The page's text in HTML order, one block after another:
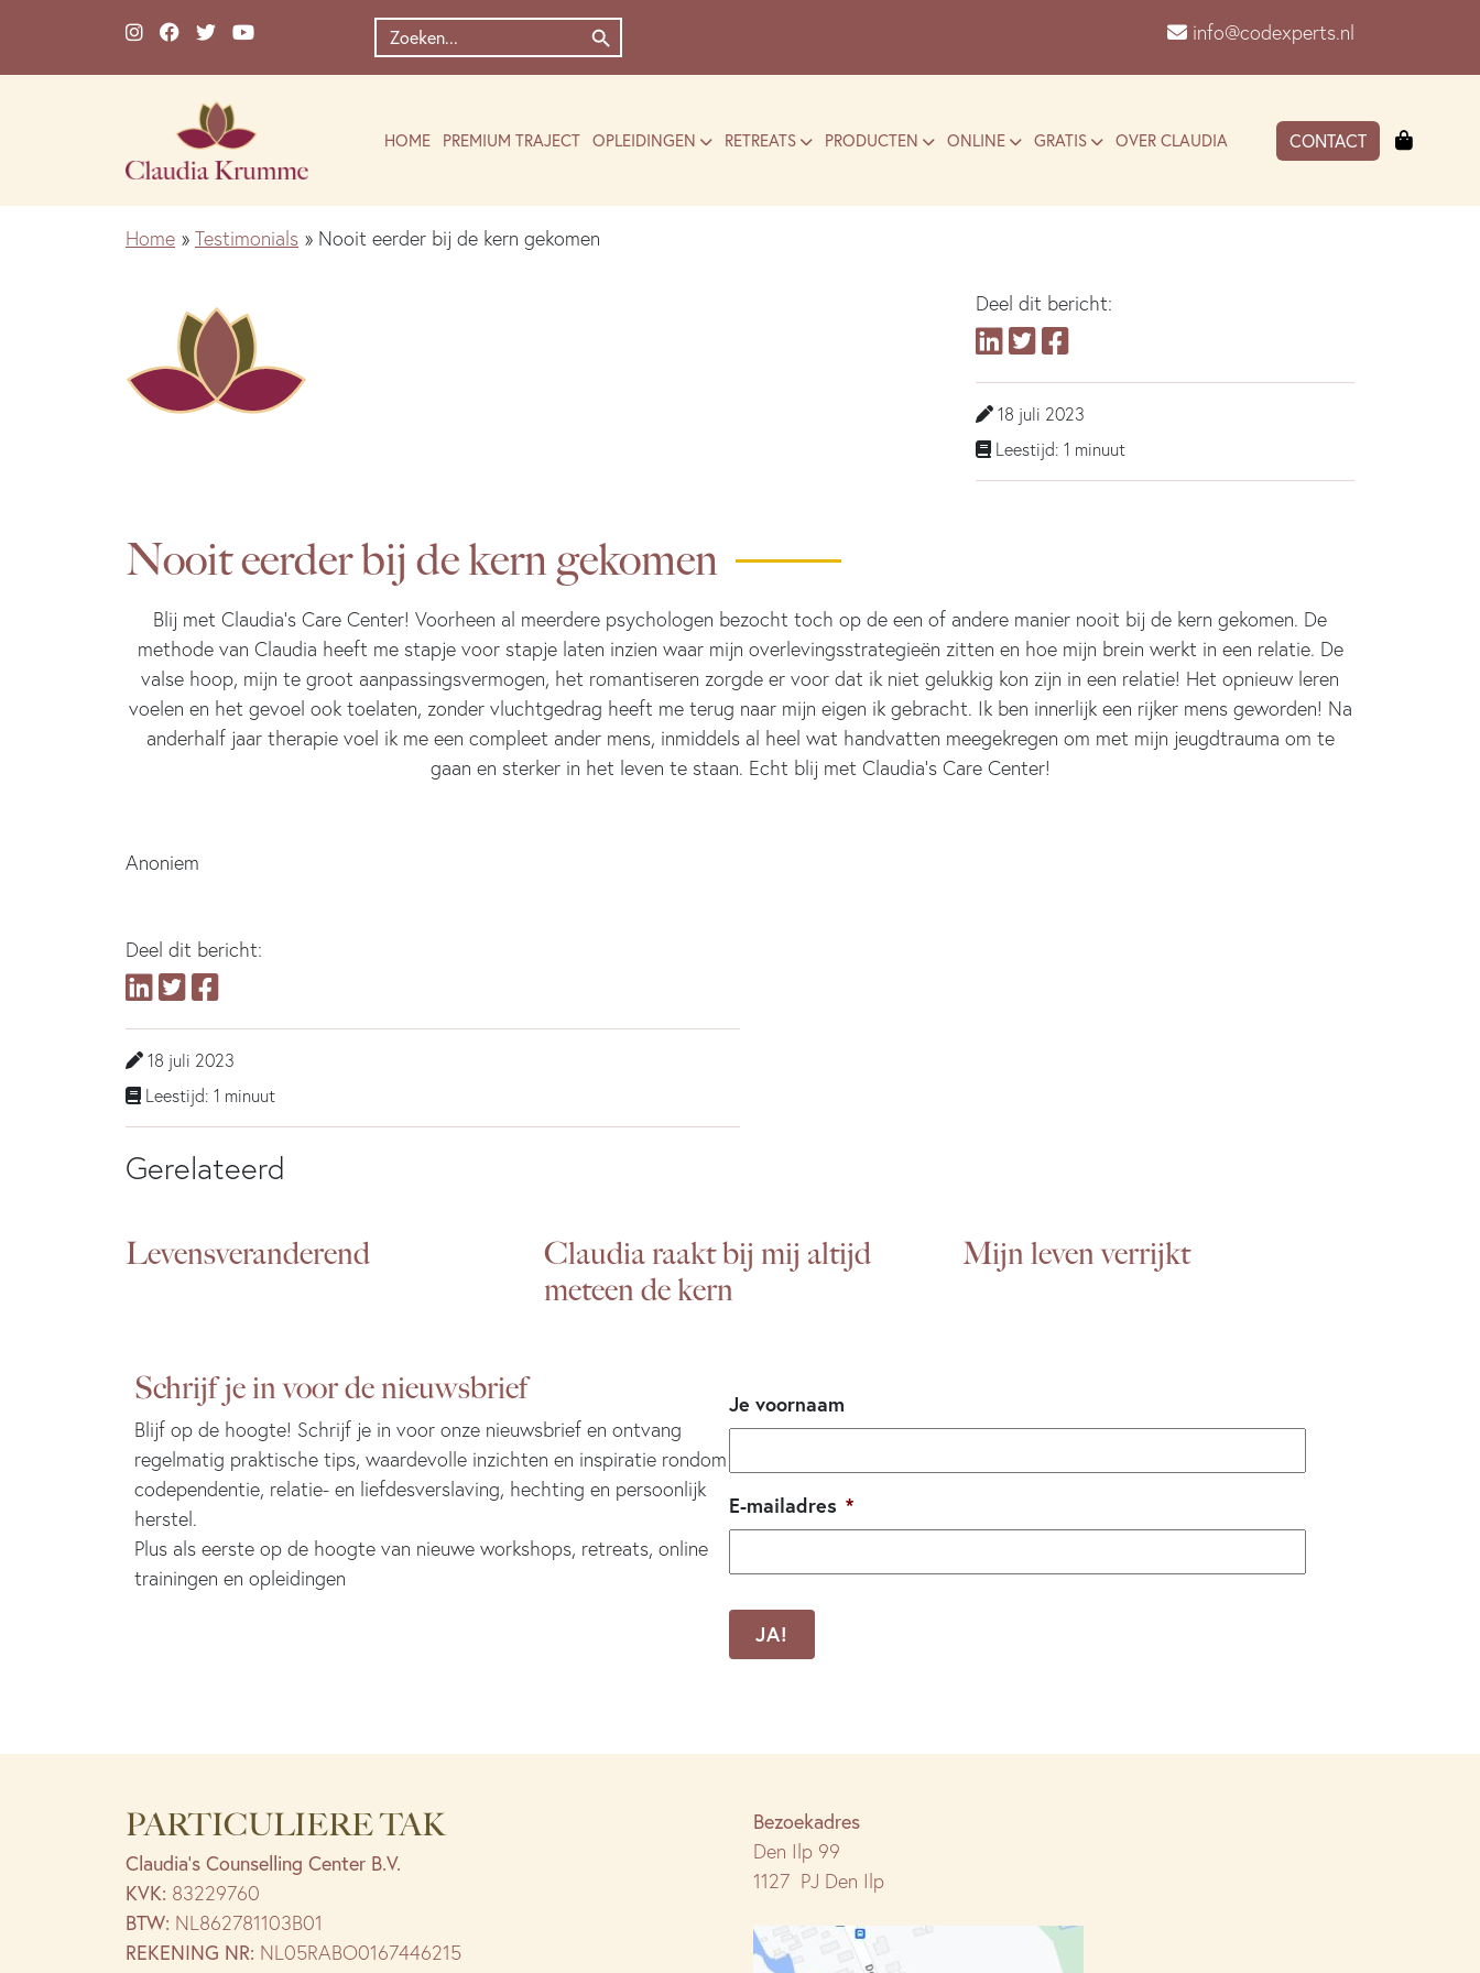
Zoek
naar:
Zoekknop
info@codexperts.nl
HOME PREMIUM TRAJECT OPLEIDINGEN RETREATS PRODUCTEN ONLINE GRATIS OVER CLAUDIA CONTACT
Home » Testimonials » Nooit eerder bij de kern gekomen
Deel dit bericht:
18 juli 2023
Leestijd: 1 minuut
Nooit eerder bij de kern gekomen
Blij met Claudia’s Care Center! Voorheen al meerdere psychologen bezocht toch op de een of andere manier nooit bij de kern gekomen. De
methode van Claudia heeft me stapje voor stapje laten inzien waar mijn overlevingsstrategieën zitten en hoe mijn brein werkt in een relatie. De
valse hoop, mijn te groot aanpassingsvermogen, het romantiseren zorgde er voor dat ik niet gelukkig kon zijn in een relatie! Het opnieuw leren
voelen en het gevoel ook toelaten, zonder vluchtgedrag heeft me terug naar mijn eigen ik gebracht. Ik ben innerlijk een rijker mens geworden! Na
anderhalf jaar therapie voel ik me een compleet ander mens, inmiddels al heel wat handvatten meegekregen om met mijn jeugdtrauma om te
gaan en sterker in het leven te staan. Echt blij met Claudia’s Care Center!
Anoniem
Deel dit bericht:
18 juli 2023
Leestijd: 1 minuut
Gerelateerd
Levensveranderend
Claudia raakt bij mij altijd
meteen de kern
Mijn leven verrijkt
Schrijf je in voor de nieuwsbrief
Blijf op de hoogte! Schrijf je in voor onze nieuwsbrief en ontvang
regelmatig praktische tips, waardevolle inzichten en inspiratie rondom
codependentie, relatie- en liefdesverslaving, hechting en persoonlijk
herstel.
Plus als eerste op de hoogte van nieuwe workshops, retreats, online
trainingen en opleidingen
Je voornaam
E-mailadres *
CAPTCHA
PARTICULIERE TAK
Claudia’s Counselling Center B.V.
KVK: 83229760
BTW: NL862781103B01
REKENING NR: NL05RABO0167446215
Bezoekadres
Den Ilp 99
1127 PJ Den Ilp